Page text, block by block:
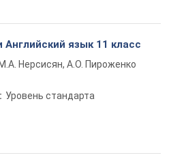
Английский язык 11 класс
М.А. Нерсисян, А.О. Пироженко
Уровень стандарта